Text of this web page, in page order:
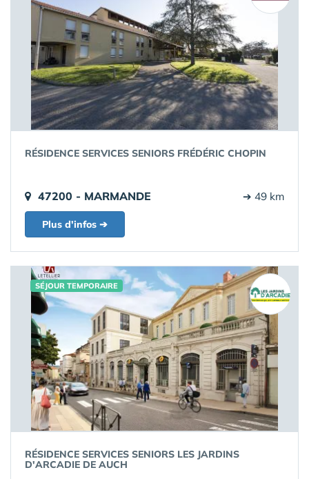
RÉSIDENCE SERVICES SENIORS FRÉDÉRIC CHOPIN
47200 - MARMANDE ➔ 49 km
Plus d'infos ➔
SÉJOUR TEMPORAIRE
RÉSIDENCE SERVICES SENIORS LES JARDINS
D'ARCADIE DE AUCH